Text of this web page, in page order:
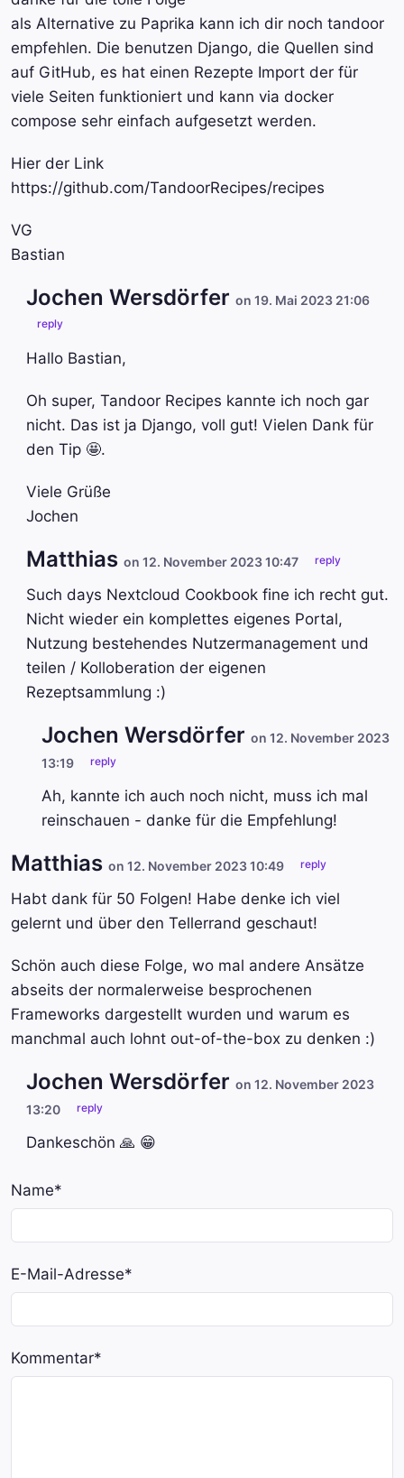
als Alternative zu Paprika kann ich dir noch tandoor
empfehlen. Die benutzen Django, die Quellen sind
auf GitHub, es hat einen Rezepte Import der für
viele Seiten funktioniert und kann via docker
compose sehr einfach aufgesetzt werden.
Hier der Link
https://github.com/TandoorRecipes/recipes
VG
Bastian
Jochen Wersdörfer on 19. Mai 2023 21:06
reply
Hallo Bastian,
Oh super, Tandoor Recipes kannte ich noch gar
nicht. Das ist ja Django, voll gut! Vielen Dank für
den Tip 🤩.
Viele Grüße
Jochen
Matthias on 12. November 2023 10:47 reply
Such days Nextcloud Cookbook fine ich recht gut.
Nicht wieder ein komplettes eigenes Portal,
Nutzung bestehendes Nutzermanagement und
teilen / Kolloberation der eigenen
Rezeptsammlung :)
Jochen Wersdörfer on 12. November 2023
13:19
reply
Ah, kannte ich auch noch nicht, muss ich mal
reinschauen - danke für die Empfehlung!
Matthias on 12. November 2023 10:49 reply
Habt dank für 50 Folgen! Habe denke ich viel
gelernt und über den Tellerrand geschaut!
Schön auch diese Folge, wo mal andere Ansätze
abseits der normalerweise besprochenen
Frameworks dargestellt wurden und warum es
manchmal auch lohnt out-of-the-box zu denken :)
Jochen Wersdörfer on 12. November 2023
13:20
reply
Dankeschön 🙏 😁
Name*
E-Mail-Adresse*
Kommentar*